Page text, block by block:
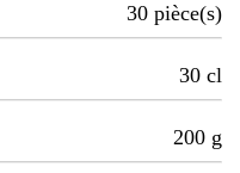
30 pièce(s)
30 cl
200 g